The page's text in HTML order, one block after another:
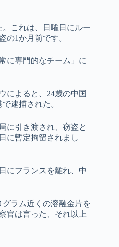
。これは、日曜日にルー
の1か月前です。
に専門的なチーム」に
によると、24歳の中国
逮捕された。
に引き渡され、窃盗と
に暫定拘留されまし
にフランスを離れ、中
ラム近くの溶融金片を
官は言った、それ以上